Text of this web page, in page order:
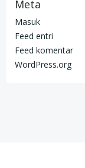
Meta
Masuk
Feed entri
Feed komentar
WordPress.org